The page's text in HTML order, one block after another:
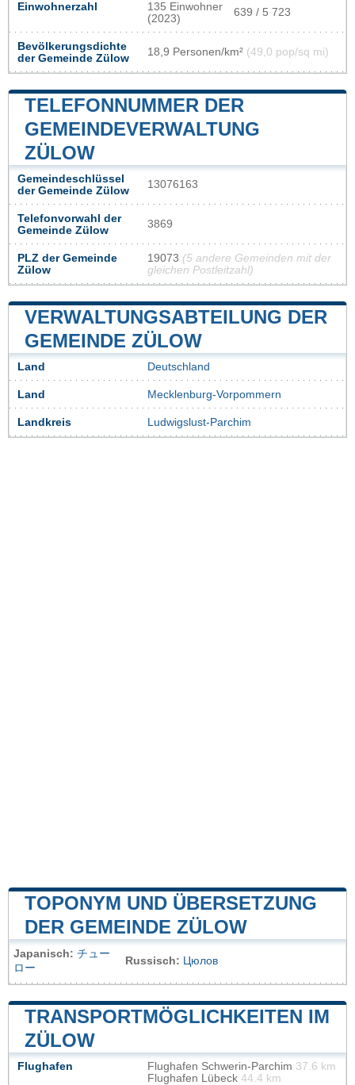
Einwohnerzahl
135 Einwohner
(2023)
639 / 5 723
Bevölkerungsdichte
der Gemeinde Zülow
18,9 Personen/km² (49,0 pop/sq mi)
TELEFONNUMMER DER
GEMEINDEVERWALTUNG
ZÜLOW
Gemeindeschlüssel
der Gemeinde Zülow
13076163
Telefonvorwahl der
Gemeinde Zülow
3869
PLZ der Gemeinde
Zülow
19073 (5 andere Gemeinden mit der
gleichen Postleitzahl)
VERWALTUNGSABTEILUNG DER
GEMEINDE ZÜLOW
Land Deutschland
Land Mecklenburg-Vorpommern
Landkreis Ludwigslust-Parchim
TOPONYM UND ÜBERSETZUNG
DER GEMEINDE ZÜLOW
Japanisch: チュー
ロー
Russisch: Цюлов
TRANSPORTMÖGLICHKEITEN IM
ZÜLOW
Flughafen Flughafen Schwerin-Parchim 37.6 km
Flughafen Lübeck 44.4 km